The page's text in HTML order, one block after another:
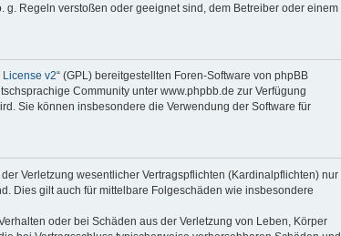
Regeln verstoßen oder geeignet sind, dem Betreiber oder einem
v2“ (GPL) bereitgestellten Foren-Software von phpBB
Community unter www.phpbb.de zur Verfügung
Sie können insbesondere die Verwendung der Software für
Verletzung wesentlicher Vertragspflichten (Kardinalpflichten) nur
Dies gilt auch für mittelbare Folgeschäden wie insbesondere
oder bei Schäden aus der Verletzung von Leben, Körper